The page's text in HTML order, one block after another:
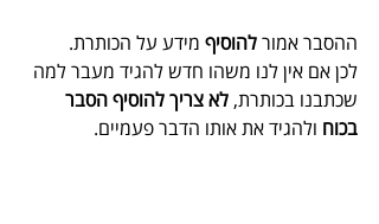
ההסבר אמור להוסיף מידע על הכותרת.
לכן אם אין לנו משהו חדש להגיד מעבר למה
שכתבנו בכותרת, לא צריך להוסיף הסבר
בכוח ולהגיד את אותו הדבר פעמיים.